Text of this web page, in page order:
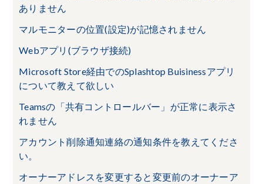
ありません
マルモニターの位置(設定)が記憶されません
Webアプリ(ブラウザ接続)
Microsoft Store経由でのSplashtop Buisinessアプリ
について教えて欲しい
Teamsの「共有コントロールバー」が正常に表示さ
れません
アカウント削除通知連絡の通知条件を教えてくださ
い。
オーナーアドレスを変更すると変更前のオーナーア